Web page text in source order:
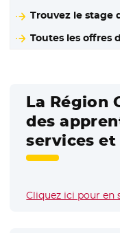
Trouvez le stage
Toutes les offres
La Région
des
services et
Cliquez ici pour en